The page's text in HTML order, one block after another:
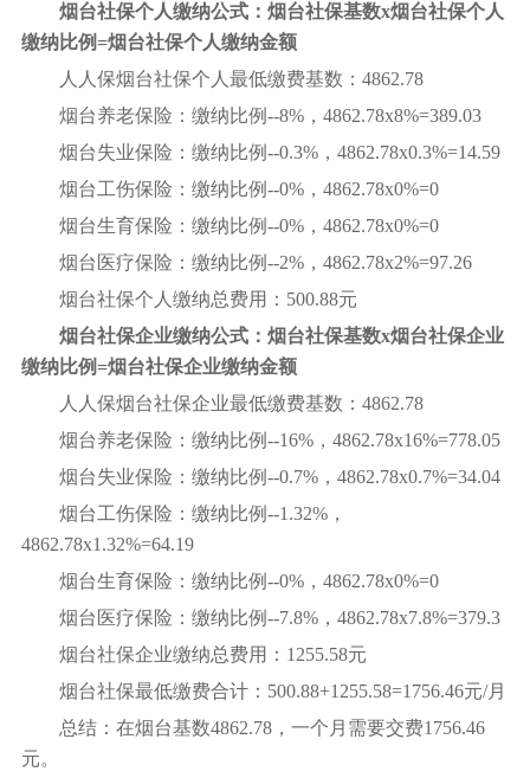
烟台社保个人缴纳公式：烟台社保基数x烟台社保个人
缴纳比例=烟台社保个人缴纳金额
人人保烟台社保个人最低缴费基数：4862.78
烟台养老保险：缴纳比例--8%，4862.78x8%=389.03
烟台失业保险：缴纳比例--0.3%，4862.78x0.3%=14.59
烟台工伤保险：缴纳比例--0%，4862.78x0%=0
烟台生育保险：缴纳比例--0%，4862.78x0%=0
烟台医疗保险：缴纳比例--2%，4862.78x2%=97.26
烟台社保个人缴纳总费用：500.88元
烟台社保企业缴纳公式：烟台社保基数x烟台社保企业
缴纳比例=烟台社保企业缴纳金额
人人保烟台社保企业最低缴费基数：4862.78
烟台养老保险：缴纳比例--16%，4862.78x16%=778.05
烟台失业保险：缴纳比例--0.7%，4862.78x0.7%=34.04
烟台工伤保险：缴纳比例--1.32%，
4862.78x1.32%=64.19
烟台生育保险：缴纳比例--0%，4862.78x0%=0
烟台医疗保险：缴纳比例--7.8%，4862.78x7.8%=379.3
烟台社保企业缴纳总费用：1255.58元
烟台社保最低缴费合计：500.88+1255.58=1756.46元/月
总结：在烟台基数4862.78，一个月需要交费1756.46
元。